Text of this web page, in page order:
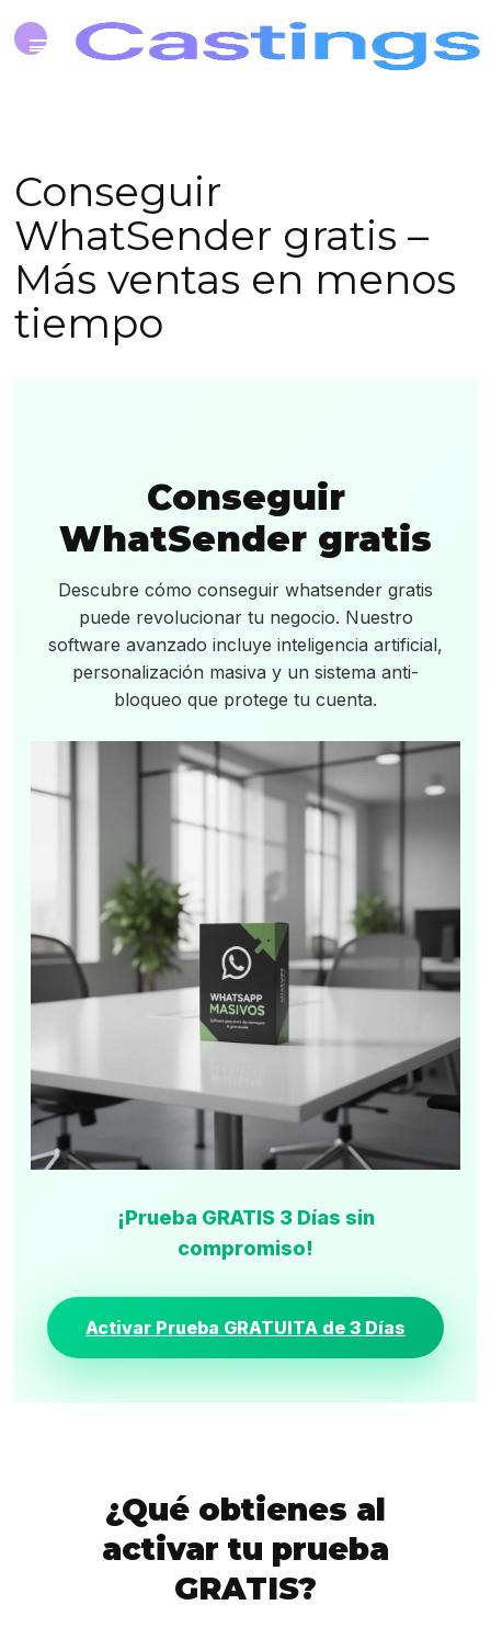
Conseguir
WhatSender gratis –
Más ventas en menos
tiempo
Conseguir
WhatSender gratis
Descubre cómo conseguir whatsender gratis
puede revolucionar tu negocio. Nuestro
software avanzado incluye inteligencia artificial,
personalización masiva y un sistema anti-
bloqueo que protege tu cuenta.
¡Prueba GRATIS 3 Días sin
compromiso!
Activar Prueba GRATUITA de 3 Días
¿Qué obtienes al
activar tu prueba
GRATIS?